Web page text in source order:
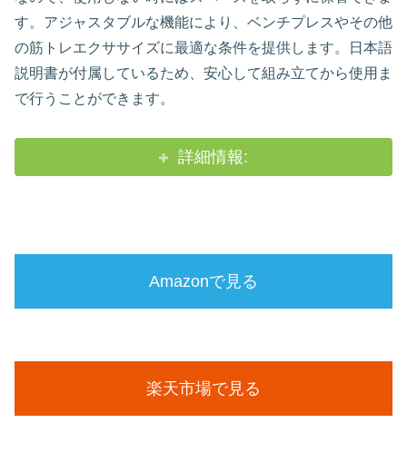
す。アジャスタブルな機能により、ベンチプレスやその他
の筋トレエクササイズに最適な条件を提供します。日本語
説明書が付属しているため、安心して組み立てから使用ま
で行うことができます。
詳細情報:
Amazonで見る
楽天市場で見る